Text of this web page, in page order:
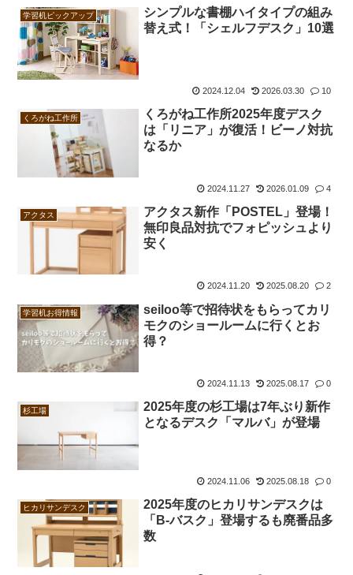
学習机ピックアップ
シンプルな書棚ハイタイプの組み
替え式！「シェルフデスク」10選
2024.12.04 2026.03.30 10
くろがね工作所
くろがね工作所2025年度デスク
は「リニア」が復活！ビーノ対抗
なるか
2024.11.27 2026.01.09 4
アクタス
アクタス新作「POSTEL」登場！
無印良品対抗でフォピッシュより
安く
2024.11.20 2025.08.20 2
学習机お得情報
seiloo等で招待状をもらってカリ
モクのショールームに行くとお
得？
2024.11.13 2025.08.17 0
杉工場
2025年度の杉工場は7年ぶり新作
となるデスク「マルバ」が登場
2024.11.06 2025.08.18 0
ヒカリサンデスク
2025年度のヒカリサンデスクは
「B-バスク」登場するも廃番品多
数